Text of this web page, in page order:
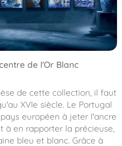
de l'Or Blanc
de cette collection, il faut
XVIe siècle. Le Portugal
européen à jeter l'ancre
à en rapporter la précieuse,
bleu et blanc. Grâce à